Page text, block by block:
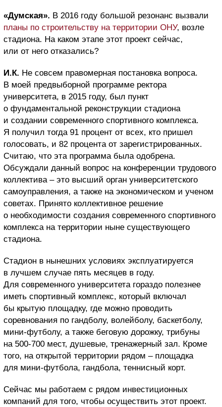
«Думская». В 2016 году большой резонанс вызвали
планы по строительству на территории ОНУ, возле
стадиона. На каком этапе этот проект сейчас,
или от него отказались?
И.К. Не совсем правомерная постановка вопроса.
В моей предвыборной программе ректора
университета, в 2015 году, был пункт
о фундаментальной реконструкции стадиона
и создании современного спортивного комплекса.
Я получил тогда 91 процент от всех, кто пришел
голосовать, и 82 процента от зарегистрированных.
Считаю, что эта программа была одобрена.
Обсуждали данный вопрос на конференции трудового
коллектива – это высший орган университетского
самоуправления, а также на экономическом и ученом
советах. Принято коллективное решение
о необходимости создания современного спортивного
комплекса на территории ныне существующего
стадиона.
Стадион в нынешних условиях эксплуатируется
в лучшем случае пять месяцев в году.
Для современного университета гораздо полезнее
иметь спортивный комплекс, который включал
бы крытую площадку, где можно проводить
соревнования по гандболу, волейболу, баскетболу,
мини-футболу, а также беговую дорожку, трибуны
на 500-700 мест, душевые, тренажерный зал. Кроме
того, на открытой территории рядом – площадка
для мини-футбола, гандбола, теннисный корт.
Сейчас мы работаем с рядом инвестиционных
компаний для того, чтобы осуществить этот проект.